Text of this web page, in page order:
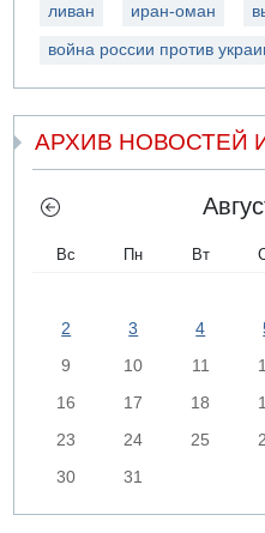
ливан иран-оман
война россии против
АРХИВ НОВОСТЕЙ
Вс Пн Вт
2
3 4
9
10 11
16
17 18
23
24 25
30
31